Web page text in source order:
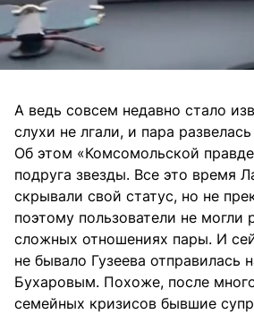
А ведь совсем недавно стало
слухи не лгали, и пара
Об этом «Комсомольской
подруга звезды. Все это время
скрывали свой статус, но не
поэтому пользователи не могли
сложных отношениях пары. И
не бывало Гузеева отправилась
Бухаровым. Похоже, после
семейных кризисов бывшие